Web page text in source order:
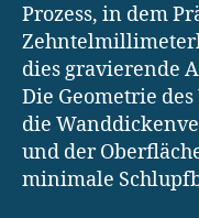
Prozess, in dem
dies gravierende
Die Geometrie
die
und der
minimale